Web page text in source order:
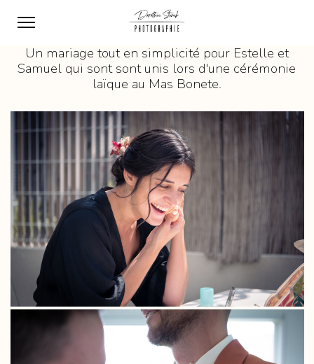
Un mariage tout en simplicité pour Estelle et
Samuel qui sont sont unis lors d'une cérémonie
laïque au Mas Bonete.